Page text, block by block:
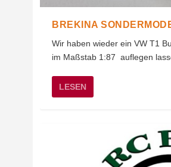
BREKINA
Wir haben wieder ein VW T1
im Maßstab 1:87 auflegen
LESEN